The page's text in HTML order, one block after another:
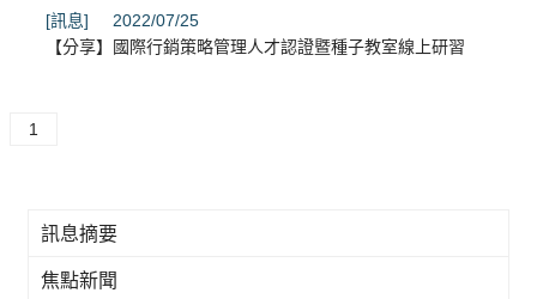
[訊息]
2022/07/25
【分享】國際行銷策略管理人才認證暨種子教室線上研習
1
訊息摘要
焦點新聞